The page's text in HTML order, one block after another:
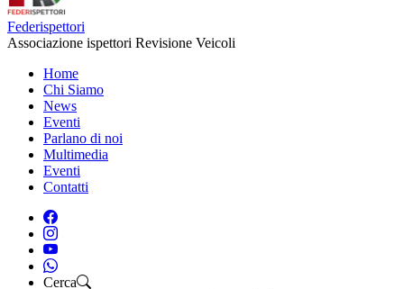
Federispettori
Associazione ispettori Revisione Veicoli
Home
Chi Siamo
News
Eventi
Parlano di noi
Multimedia
Eventi
Contatti
Cerca